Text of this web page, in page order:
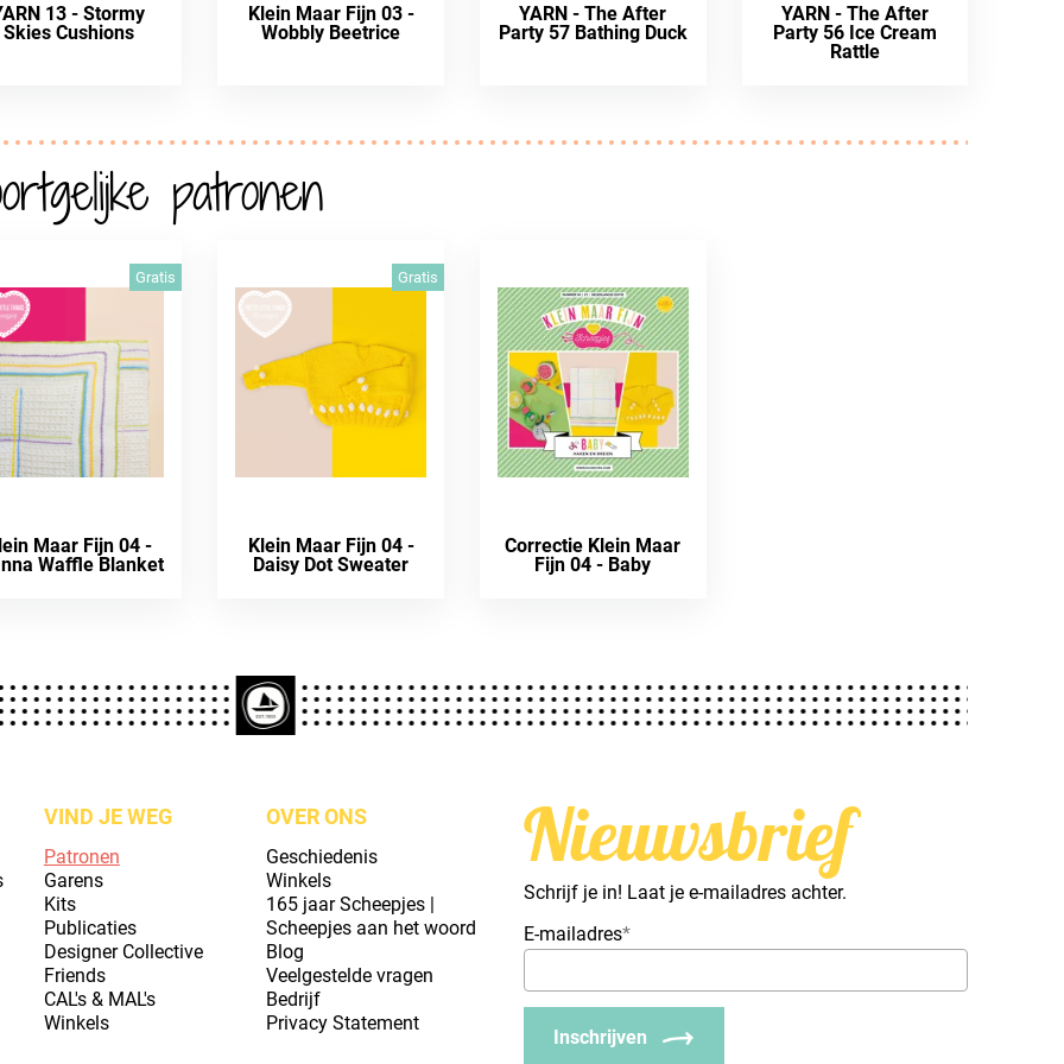
13 - Stormy
Skies Cushions
Klein Maar Fijn 03 -
Wobbly Beetrice
YARN - The After
Party 57 Bathing Duck
YARN - The After
Party 56 Ice Cream
Rattle
patronen
Gratis
Maar Fijn 04 -
Waffle Blanket
Gratis
Klein Maar Fijn 04 -
Daisy Dot Sweater
Correctie Klein Maar
Fijn 04 - Baby
VIND JE WEG
Patronen
Garens
Kits
Publicaties
Designer Collective
Friends
CAL's & MAL's
Winkels
OVER ONS
Geschiedenis
Winkels
165 jaar Scheepjes |
Scheepjes aan het woord
Blog
Veelgestelde vragen
Bedrijf
Privacy Statement
Nieuwsbrief
Schrijf je in! Laat je e-mailadres achter.
E-mailadres*
Inschrijven